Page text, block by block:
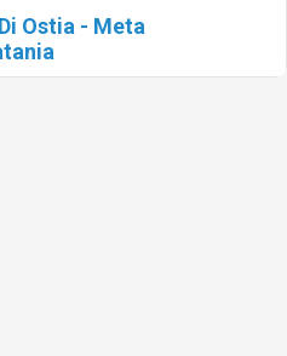
Ostia - Meta